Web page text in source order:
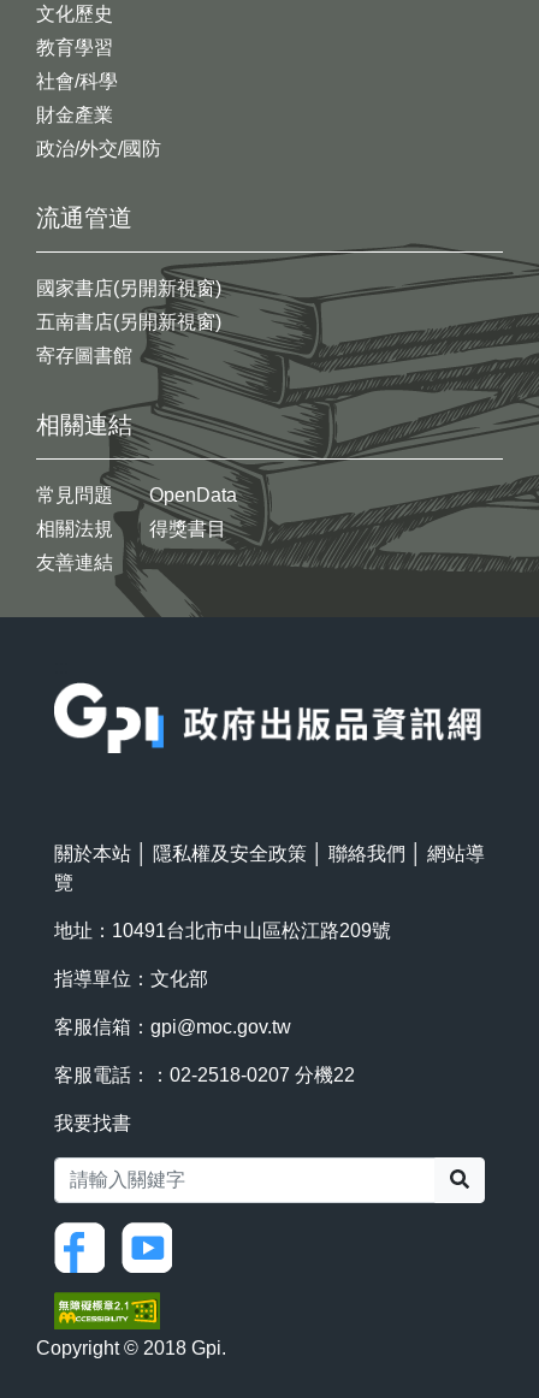
文化歷史
教育學習
社會/科學
財金產業
政治/外交/國防
流通管道
國家書店(另開新視窗)
五南書店(另開新視窗)
寄存圖書館
相關連結
常見問題
相關法規
友善連結
OpenData
得獎書目
關於本站 隱私權及安全政策 聯絡我們
網站導
覽
地址：10491台北市中山區松江路209號
指導單位：文化部
客服信箱： gpi@moc.gov.tw
客服電話：：02-2518-0207 分機22
我要找書
Copyright © 2018 Gpi.